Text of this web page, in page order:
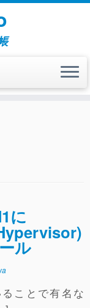
に
ル
ことで有名な